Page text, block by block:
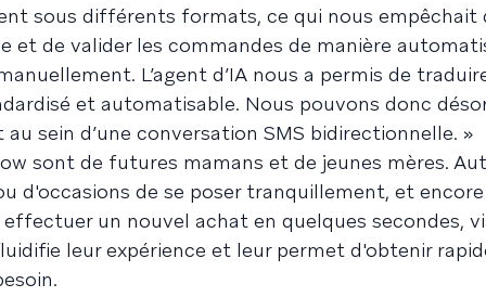
sous différents formats, ce qui nous empêchait
de valider les commandes de manière
L’agent d’IA nous a permis de
et automatisable. Nous pouvons donc
sein d’une conversation SMS bidirectionnelle. »
sont de futures mamans et de jeunes mères.
d'occasions de se poser tranquillement, et
effectuer un nouvel achat en quelques secondes,
leur expérience et leur permet d'obtenir